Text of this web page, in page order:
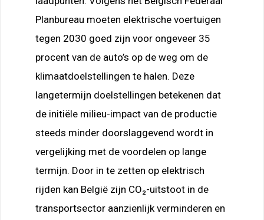
Planbureau moeten elektrische voertuigen
tegen 2030 goed zijn voor ongeveer 35
procent van de auto’s op de weg om de
klimaatdoelstellingen te halen. Deze
langetermijn doelstellingen betekenen dat
de initiële milieu-impact van de productie
steeds minder doorslaggevend wordt in
vergelijking met de voordelen op lange
termijn. Door in te zetten op elektrisch
rijden kan België zijn CO₂-uitstoot in de
transportsector aanzienlijk verminderen en